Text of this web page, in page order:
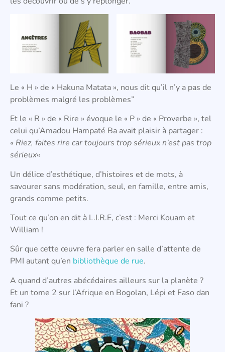
Le « H » de « Hakuna Matata », nous dit qu’il n’y a pas de
problèmes malgré les problèmes”
Et le « R » de « Rire » évoque le « P » de « Proverbe », tel
celui qu’Amadou Hampaté Ba avait plaisir à partager :
« Riez, faites rire car toujours trop sérieux n’est pas trop
sérieux«
Un délice d’esthétique, d’histoires et de mots, à
savourer sans modération, seul, en famille, entre amis,
grands comme petits.
Tout ce qu’on en dit à L.I.R.E, c’est : Merci Kouam et
William !
Sûr que cette œuvre fera parler en salle d’attente de
PMI autant qu’en bibliothèque de rue.
A quand d’autres abécédaires ailleurs sur la planète ?
Et un tome 2 sur l’Afrique en Bogolan, Lépi et Faso dan
fani ?